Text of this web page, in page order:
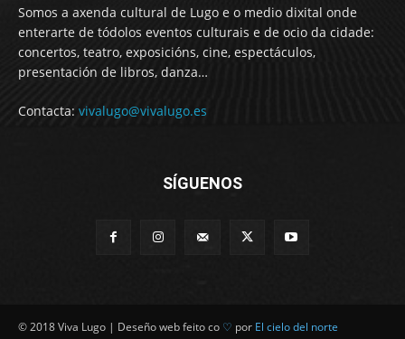
Somos a axenda cultural de Lugo e o medio dixital onde
enterarte de tódolos eventos culturais e de ocio da cidade:
concertos, teatro, exposicións, cine, espectáculos,
presentación de libros, danza…
Contacta: vivalugo@vivalugo.es
SÍGUENOS
© 2018 Viva Lugo | Deseño web feito co ♡ por El cielo del norte